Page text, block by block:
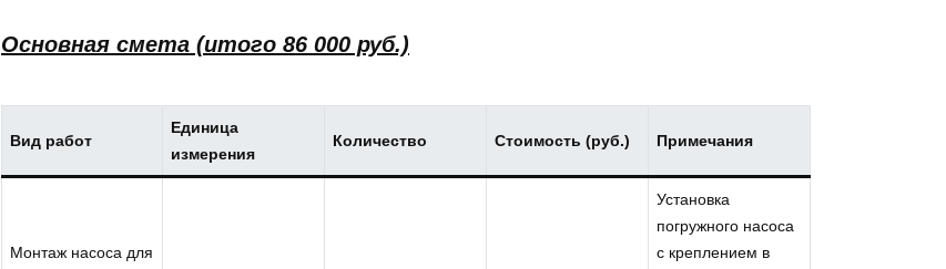
Основная смета (итого 86 000 руб.)
Вид работ
Единица
измерения
Количество Стоимость (руб.) Примечания
Монтаж насоса для
Установка
погружного насоса
с креплением в